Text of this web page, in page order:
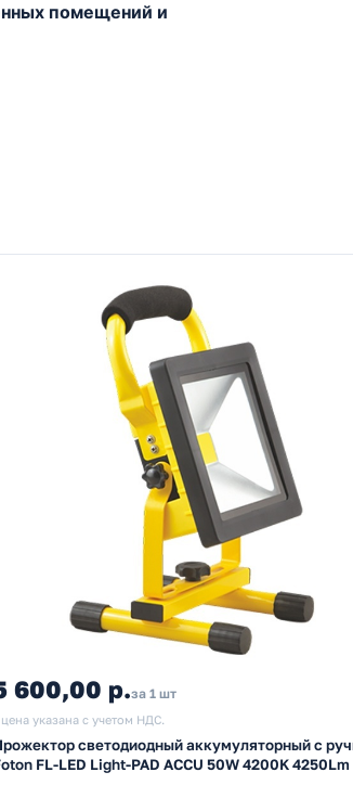
помещений и
600,00 р.за 1 шт
указана с учетом НДС.
светодиодный аккумуляторный с
FL-LED Light-PAD ACCU 50W 4200K 4250Lm